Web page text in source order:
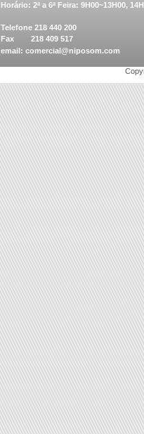
Horário: 2ª a 6ª Feira: 9H00~13H00,
Telefone 218 440 200
Fax 218 409 517
email: comercial@niposom.com